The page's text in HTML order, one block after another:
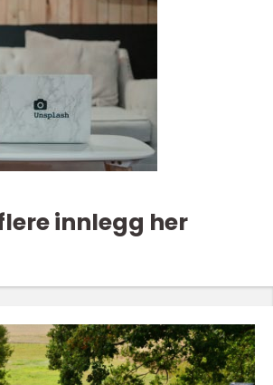
innlegg her